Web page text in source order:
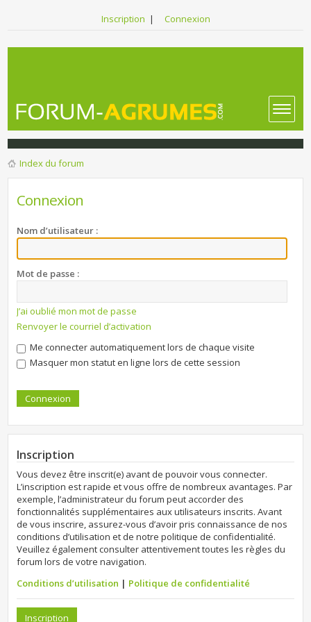
Inscription | Connexion
Index du forum
Connexion
Nom d’utilisateur :
Mot de passe :
J’ai oublié mon mot de passe
Renvoyer le courriel d’activation
Me connecter automatiquement lors de chaque visite
Masquer mon statut en ligne lors de cette session
Inscription
Vous devez être inscrit(e) avant de pouvoir vous connecter.
L’inscription est rapide et vous offre de nombreux avantages. Par
exemple, l’administrateur du forum peut accorder des
fonctionnalités supplémentaires aux utilisateurs inscrits. Avant
de vous inscrire, assurez-vous d’avoir pris connaissance de nos
conditions d’utilisation et de notre politique de confidentialité.
Veuillez également consulter attentivement toutes les règles du
forum lors de votre navigation.
Conditions d’utilisation | Politique de confidentialité
Inscription